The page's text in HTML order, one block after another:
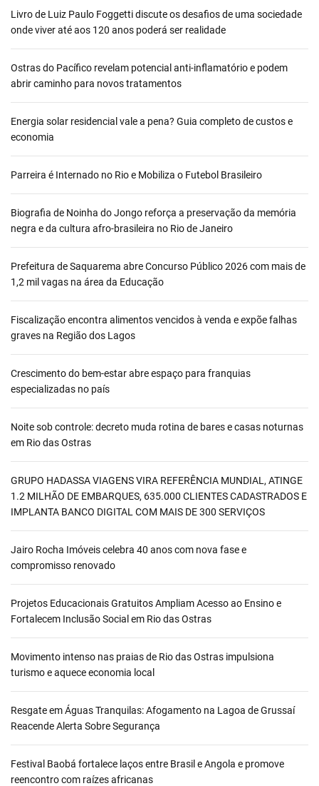
Livro de Luiz Paulo Foggetti discute os desafios de uma sociedade
onde viver até aos 120 anos poderá ser realidade
Ostras do Pacífico revelam potencial anti-inflamatório e podem
abrir caminho para novos tratamentos
Energia solar residencial vale a pena? Guia completo de custos e
economia
Parreira é Internado no Rio e Mobiliza o Futebol Brasileiro
Biografia de Noinha do Jongo reforça a preservação da memória
negra e da cultura afro-brasileira no Rio de Janeiro
Prefeitura de Saquarema abre Concurso Público 2026 com mais de
1,2 mil vagas na área da Educação
Fiscalização encontra alimentos vencidos à venda e expõe falhas
graves na Região dos Lagos
Crescimento do bem-estar abre espaço para franquias
especializadas no país
Noite sob controle: decreto muda rotina de bares e casas noturnas
em Rio das Ostras
GRUPO HADASSA VIAGENS VIRA REFERÊNCIA MUNDIAL, ATINGE
1.2 MILHÃO DE EMBARQUES, 635.000 CLIENTES CADASTRADOS E
IMPLANTA BANCO DIGITAL COM MAIS DE 300 SERVIÇOS
Jairo Rocha Imóveis celebra 40 anos com nova fase e
compromisso renovado
Projetos Educacionais Gratuitos Ampliam Acesso ao Ensino e
Fortalecem Inclusão Social em Rio das Ostras
Movimento intenso nas praias de Rio das Ostras impulsiona
turismo e aquece economia local
Resgate em Águas Tranquilas: Afogamento na Lagoa de Grussaí
Reacende Alerta Sobre Segurança
Festival Baobá fortalece laços entre Brasil e Angola e promove
reencontro com raízes africanas